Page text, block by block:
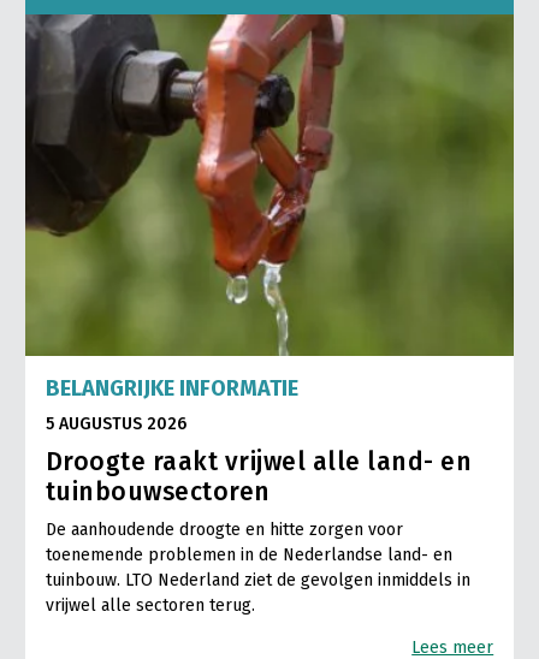
BELANGRIJKE INFORMATIE
5 AUGUSTUS 2026
Droogte raakt vrijwel alle land- en
tuinbouwsectoren
De aanhoudende droogte en hitte zorgen voor
toenemende problemen in de Nederlandse land- en
tuinbouw. LTO Nederland ziet de gevolgen inmiddels in
vrijwel alle sectoren terug.
Lees meer